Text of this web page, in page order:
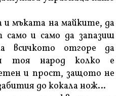
и мъката на майките, да
и само да запазиш
всичкото отгоре да
тоя народ колко е
и прост, защото не
до кокала нож…